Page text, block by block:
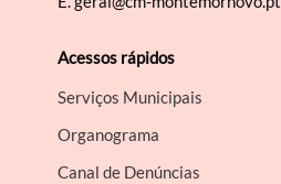
Acessos rápidos
Serviços Municipais
Organograma
Canal de Denúncias